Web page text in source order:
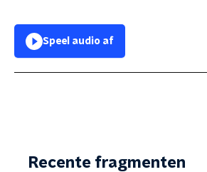
Speel audio af
Recente fragmenten